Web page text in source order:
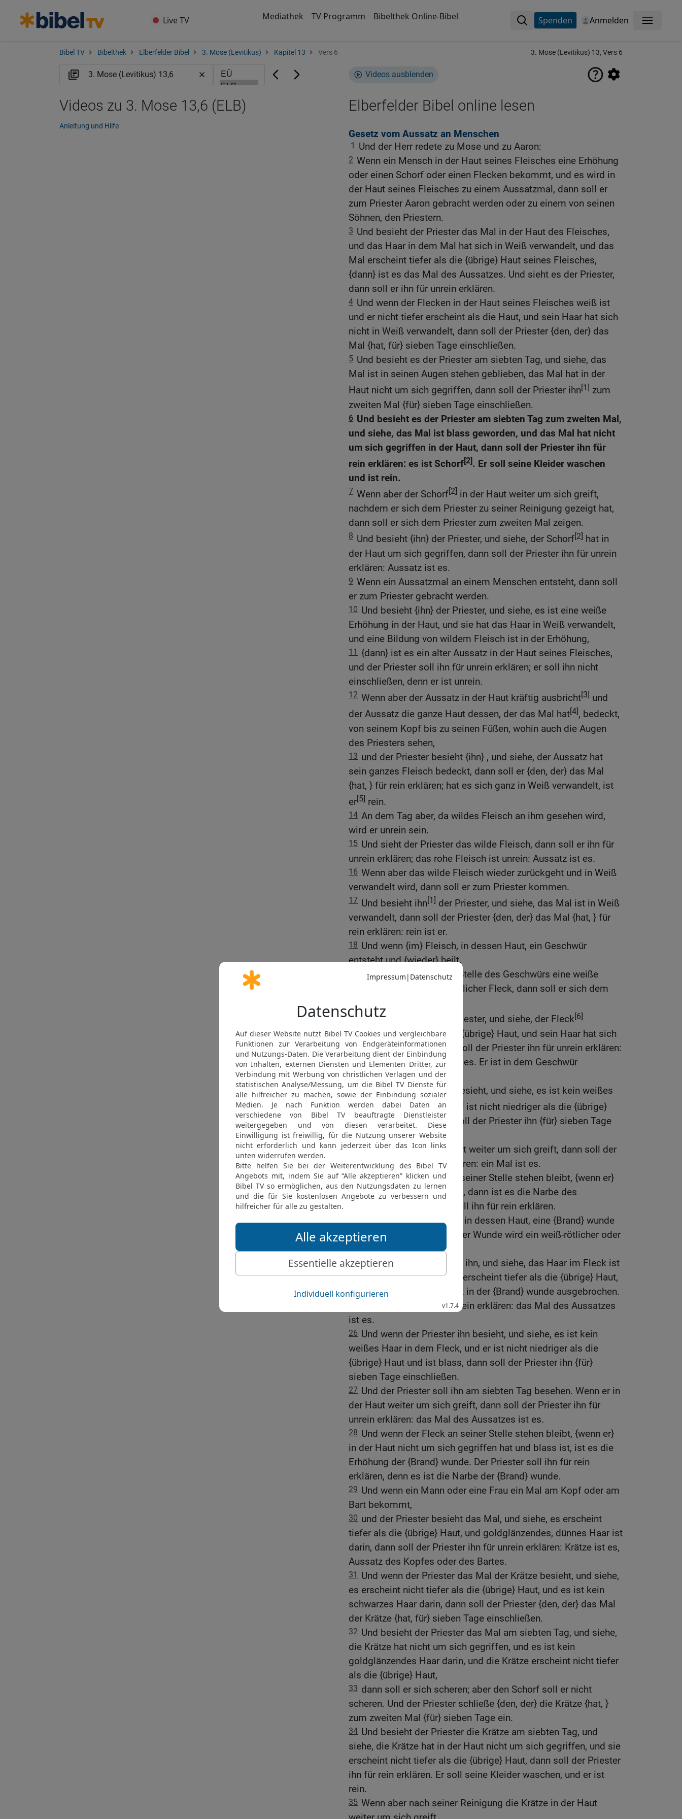
Live TV Mediathek TV Programm Bibelthek Online-Bibel Spenden Anmelden Menü
Bibel TV Bibelthek Elberfelder Bibel 3. Mose (Levitikus) Kapitel 13 Vers 6 3. Mose (Levitikus) 13, Vers 6
Videos ausblenden
Elberfelder Bibel online lesen
Gesetz vom Aussatz an Menschen
1 Und der Herr redete zu Mose und zu Aaron:
2 Wenn ein Mensch in der Haut seines Fleisches eine Erhöhung
oder einen Schorf oder einen Flecken bekommt, und es wird in
der Haut seines Fleisches zu einem Aussatzmal, dann soll er
zum Priester Aaron gebracht werden oder zu einem von seinen
Söhnen, den Priestern.
3 Und besieht der Priester das Mal in der Haut des Fleisches,
und das Haar in dem Mal hat sich in Weiß verwandelt, und das
Mal erscheint tiefer als die {übrige} Haut seines Fleisches,
{dann} ist es das Mal des Aussatzes. Und sieht es der Priester,
dann soll er ihn für unrein erklären.
4 Und wenn der Flecken in der Haut seines Fleisches weiß ist
und er nicht tiefer erscheint als die Haut, und sein Haar hat sich
nicht in Weiß verwandelt, dann soll der Priester {den, der} das
Mal {hat, für} sieben Tage einschließen.
5 Und besieht es der Priester am siebten Tag, und siehe, das
Mal ist in seinen Augen stehen geblieben, das Mal hat in der
Haut nicht um sich gegriffen, dann soll der Priester ihn[1] zum
zweiten Mal {für} sieben Tage einschließen.
6 Und besieht es der Priester am siebten Tag zum zweiten Mal,
und siehe, das Mal ist blass geworden, und das Mal hat nicht
um sich gegriffen in der Haut, dann soll der Priester ihn für
rein erklären: es ist Schorf[2]. Er soll seine Kleider waschen
und ist rein.
7 Wenn aber der Schorf[2] in der Haut weiter um sich greift,
nachdem er sich dem Priester zu seiner Reinigung gezeigt hat,
dann soll er sich dem Priester zum zweiten Mal zeigen.
8 Und besieht {ihn} der Priester, und siehe, der Schorf[2] hat in
der Haut um sich gegriffen, dann soll der Priester ihn für unrein
erklären: Aussatz ist es.
9 Wenn ein Aussatzmal an einem Menschen entsteht, dann soll
er zum Priester gebracht werden.
10 Und besieht {ihn} der Priester, und siehe, es ist eine weiße
Erhöhung in der Haut, und sie hat das Haar in Weiß verwandelt,
und eine Bildung von wildem Fleisch ist in der Erhöhung,
11 {dann} ist es ein alter Aussatz in der Haut seines Fleisches,
und der Priester soll ihn für unrein erklären; er soll ihn nicht
einschließen, denn er ist unrein.
12 Wenn aber der Aussatz in der Haut kräftig ausbricht[3] und
der Aussatz die ganze Haut dessen, der das Mal hat[4], bedeckt,
von seinem Kopf bis zu seinen Füßen, wohin auch die Augen
des Priesters sehen,
13 und der Priester besieht {ihn} , und siehe, der Aussatz hat
sein ganzes Fleisch bedeckt, dann soll er {den, der} das Mal
{hat, } für rein erklären; hat es sich ganz in Weiß verwandelt, ist
er[5] rein.
14 An dem Tag aber, da wildes Fleisch an ihm gesehen wird,
wird er unrein sein.
15 Und sieht der Priester das wilde Fleisch, dann soll er ihn für
unrein erklären; das rohe Fleisch ist unrein: Aussatz ist es.
16 Wenn aber das wilde Fleisch wieder zurückgeht und in Weiß
verwandelt wird, dann soll er zum Priester kommen.
17 Und besieht ihn[1] der Priester, und siehe, das Mal ist in Weiß
verwandelt, dann soll der Priester {den, der} das Mal {hat, } für
rein erklären: rein ist er.
18 Und wenn {im} Fleisch, in dessen Haut, ein Geschwür
entsteht und {wieder} heilt,
und es entsteht an der Stelle des Geschwürs eine weiße
Erhöhung oder ein weiß-rötlicher Fleck, dann soll er sich dem
Priester zeigen.
20 Und besieht {ihn} der Priester, und siehe, der Fleck[6]
erscheint niedriger als die {übrige} Haut, und sein Haar hat sich
in Weiß verwandelt, dann soll der Priester ihn für unrein erklären:
das Mal des Aussatzes ist es. Er ist in dem Geschwür
ausgebrochen.
21 Wenn der Priester ihn besieht, und siehe, es ist kein weißes
Haar darin, und der Fleck
ist nicht niedriger als die {übrige}
Haut und ist blass, dann soll der Priester ihn {für} sieben Tage
einschließen.
22 Wenn er aber in der Haut weiter um sich greift, dann soll der
Priester ihn für unrein erklären: ein Mal ist es.
23 Und wenn der Fleck an seiner Stelle stehen bleibt, {wenn er}
nicht um sich gegriffen hat, dann ist es die Narbe des
Geschwürs. Der Priester soll ihn für rein erklären.
Oder wenn {im} Fleisch, in dessen Haut, eine {Brand} wunde
entsteht, und die Bildung der Wunde wird ein weiß-rötlicher oder
weißer Fleck,
25 und der Priester besieht ihn, und siehe, das Haar im Fleck ist
in Weiß verwandelt, und er erscheint tiefer als die {übrige} Haut,
{dann} ist es Aussatz; er ist in der {Brand} wunde ausgebrochen.
Der Priester soll ihn für unrein erklären: das Mal des Aussatzes
ist es.
26 Und wenn der Priester ihn besieht, und siehe, es ist kein
weißes Haar in dem Fleck, und er ist nicht niedriger als die
{übrige} Haut und ist blass, dann soll der Priester ihn {für}
sieben Tage einschließen.
27 Und der Priester soll ihn am siebten Tag besehen. Wenn er in
der Haut weiter um sich greift, dann soll der Priester ihn für
unrein erklären: das Mal des Aussatzes ist es.
28 Und wenn der Fleck an seiner Stelle stehen bleibt, {wenn er}
in der Haut nicht um sich gegriffen hat und blass ist, ist es die
Erhöhung der {Brand} wunde. Der Priester soll ihn für rein
erklären, denn es ist die Narbe der {Brand} wunde.
29 Und wenn ein Mann oder eine Frau ein Mal am Kopf oder am
Bart bekommt,
30 und der Priester besieht das Mal, und siehe, es erscheint
tiefer als die {übrige} Haut, und goldglänzendes, dünnes Haar ist
darin, dann soll der Priester ihn für unrein erklären: Krätze ist es,
Aussatz des Kopfes oder des Bartes.
31 Und wenn der Priester das Mal der Krätze besieht, und siehe,
es erscheint nicht tiefer als die {übrige} Haut, und es ist kein
schwarzes Haar darin, dann soll der Priester {den, der} das Mal
der Krätze {hat, für} sieben Tage einschließen.
32 Und besieht der Priester das Mal am siebten Tag, und siehe,
die Krätze hat nicht um sich gegriffen, und es ist kein
goldglänzendes Haar darin, und die Krätze erscheint nicht tiefer
als die {übrige} Haut,
33 dann soll er sich scheren; aber den Schorf soll er nicht
scheren. Und der Priester schließe {den, der} die Krätze {hat, }
zum zweiten Mal {für} sieben Tage ein.
34 Und besieht der Priester die Krätze am siebten Tag, und
siehe, die Krätze hat in der Haut nicht um sich gegriffen, und sie
erscheint nicht tiefer als die {übrige} Haut, dann soll der Priester
ihn für rein erklären. Er soll seine Kleider waschen, und er ist
rein.
35 Wenn aber nach seiner Reinigung die Krätze in der Haut
Videos zu 3. Mose 13,6 (ELB)
Anleitung und Hilfe